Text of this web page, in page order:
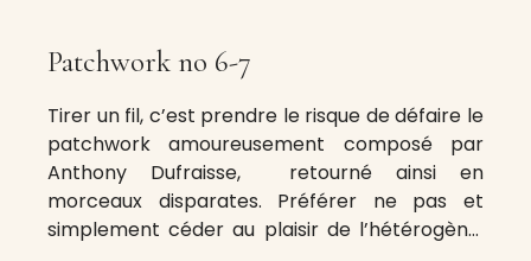
Patchwork no 6-7
Tirer un fil, c’est prendre le risque de défaire le
patchwork amoureusement composé par
Anthony Dufraisse, retourné ainsi en
morceaux disparates. Préférer ne pas et
simplement céder au plaisir de l’hétérogène,